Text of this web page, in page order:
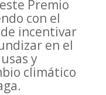
Premio
con el
incentivar
en el
y
climático